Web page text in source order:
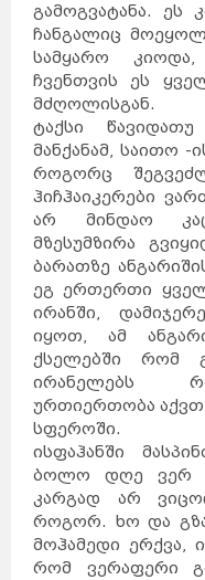
გამოგვატანა.
ჩანგალიც
სამყარო
ჩვენთვის ეს
მძღოლისგან.
ტაქსი
მანქანამ, საითო -
როგორც
ჰიჩჰაიკერები
არ მინდაო
მზესუმზირა
ბარათზე
ეგ ერთერთი
ირანში,
იყოთ, ამ
ქსელებში რომ
ირანელებს
ურთიერთობა აქვთ
სფეროში.
ისფაჰანში
ბოლო დღე ვერ
კარგად არ
როგორ. ხო და
მოჰამედი ერქვა,
რომ ვერაფერი